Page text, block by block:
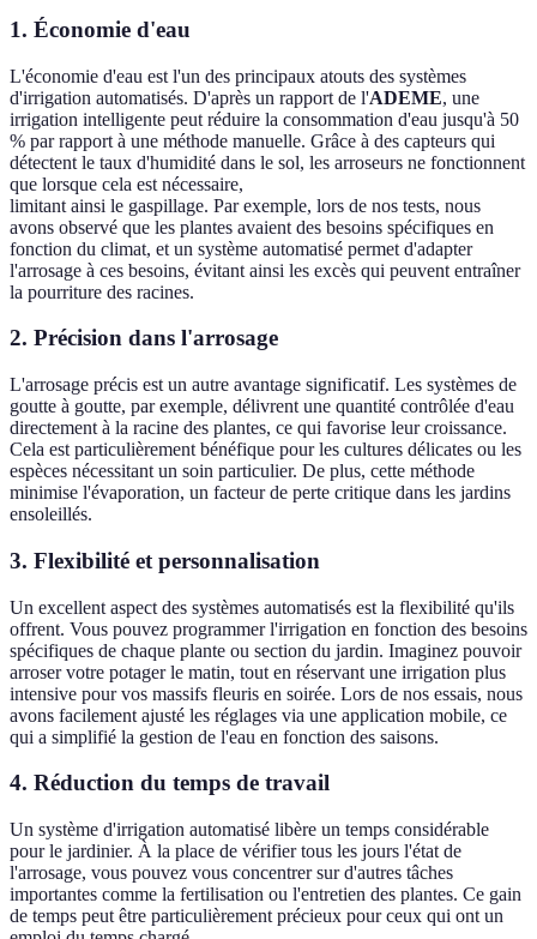
1. Économie d'eau
L'économie d'eau est l'un des principaux atouts des systèmes
d'irrigation automatisés. D'après un rapport de l'ADEME, une
irrigation intelligente peut réduire la consommation d'eau jusqu'à 50
% par rapport à une méthode manuelle. Grâce à des capteurs qui
détectent le taux d'humidité dans le sol, les arroseurs ne fonctionnent
que lorsque cela est nécessaire,
limitant ainsi le gaspillage. Par exemple, lors de nos tests, nous
avons observé que les plantes avaient des besoins spécifiques en
fonction du climat, et un système automatisé permet d'adapter
l'arrosage à ces besoins, évitant ainsi les excès qui peuvent entraîner
la pourriture des racines.
2. Précision dans l'arrosage
L'arrosage précis est un autre avantage significatif. Les systèmes de
goutte à goutte, par exemple, délivrent une quantité contrôlée d'eau
directement à la racine des plantes, ce qui favorise leur croissance.
Cela est particulièrement bénéfique pour les cultures délicates ou les
espèces nécessitant un soin particulier. De plus, cette méthode
minimise l'évaporation, un facteur de perte critique dans les jardins
ensoleillés.
3. Flexibilité et personnalisation
Un excellent aspect des systèmes automatisés est la flexibilité qu'ils
offrent. Vous pouvez programmer l'irrigation en fonction des besoins
spécifiques de chaque plante ou section du jardin. Imaginez pouvoir
arroser votre potager le matin, tout en réservant une irrigation plus
intensive pour vos massifs fleuris en soirée. Lors de nos essais, nous
avons facilement ajusté les réglages via une application mobile, ce
qui a simplifié la gestion de l'eau en fonction des saisons.
4. Réduction du temps de travail
Un système d'irrigation automatisé libère un temps considérable
pour le jardinier. À la place de vérifier tous les jours l'état de
l'arrosage, vous pouvez vous concentrer sur d'autres tâches
importantes comme la fertilisation ou l'entretien des plantes. Ce gain
de temps peut être particulièrement précieux pour ceux qui ont un